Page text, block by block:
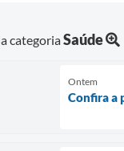
categoriaSaúde
Ontem
Confira a